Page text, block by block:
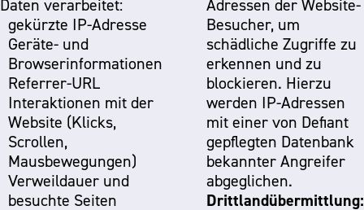
Daten verarbeitet:
gekürzte IP-Adresse
Geräte- und
Browserinformationen
Referrer-URL
Interaktionen mit der
Website (Klicks,
Scrollen,
Mausbewegungen)
Verweildauer und
besuchte Seiten
Adressen der Website-
Besucher, um
schädliche Zugriffe zu
erkennen und zu
blockieren. Hierzu
werden IP-Adressen
mit einer von Defiant
gepflegten Datenbank
bekannter Angreifer
abgeglichen.
Drittlandübermittlung: